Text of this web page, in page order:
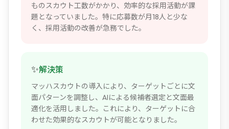
ものスカウト工数がかかり、効率的な採用活動が課
題となっていました。特に応募数が月18人と少な
く、採用活動の改善が急務でした。
✨解決策
マッハスカウトの導入により、ターゲットごとに文
面パターンを調整し、AIによる候補者選定と文面最
適化を活用しました。これにより、ターゲットに合
わせた効果的なスカウトが可能となりました。